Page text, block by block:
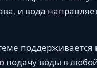
и вода
поддерживается
подачу воды в